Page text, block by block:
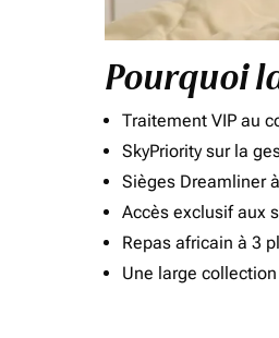
Pourquoi
Traitement VIP au
SkyPriority sur la
Sièges Dreamliner
Accès exclusif aux
Repas africain à 3
Une large